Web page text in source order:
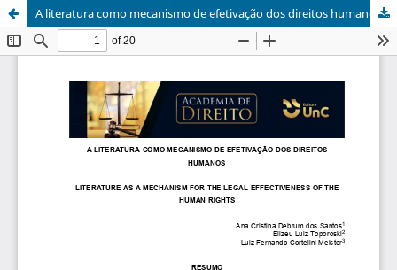
A literatura como mecanismo de efetivação dos direitos humanos